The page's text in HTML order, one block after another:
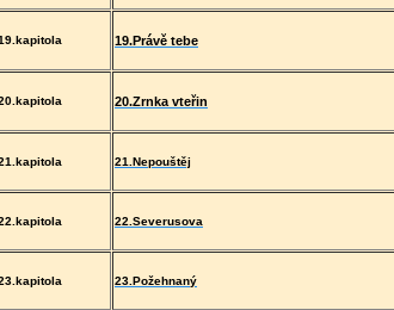
19.Právě tebe
20.Zrnka vteřin
21.Nepouštěj
22.Severusova
23.Požehnaný